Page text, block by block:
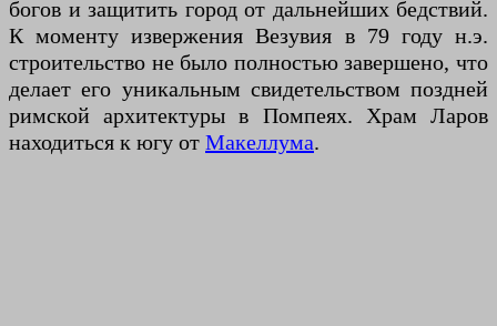
богов и защитить город от дальнейших бедствий.
К моменту извержения Везувия в 79 году н.э.
строительство не было полностью завершено, что
делает его уникальным свидетельством поздней
римской архитектуры в Помпеях. Храм Ларов
находиться к югу от Макеллума.